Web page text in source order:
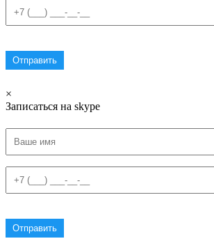
×
Записаться на skype